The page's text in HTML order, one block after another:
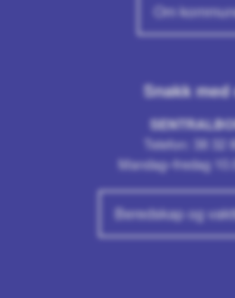
Om
Snakk med
Telefon: 38 32
Mandag–fredag
Beredskap og